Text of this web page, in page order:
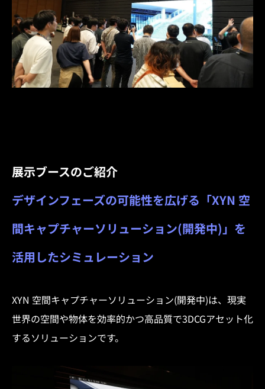
展示ブースのご紹介
デザインフェーズの可能性を広げる「XYN 空
間キャプチャーソリューション(開発中)」を
活用したシミュレーション
XYN 空間キャプチャーソリューション(開発中)は、現実
世界の空間や物体を効率的かつ高品質で3DCGアセット化
するソリューションです。